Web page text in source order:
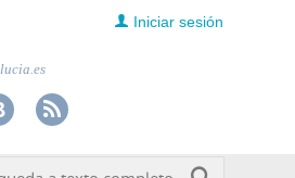
Iniciar sesión